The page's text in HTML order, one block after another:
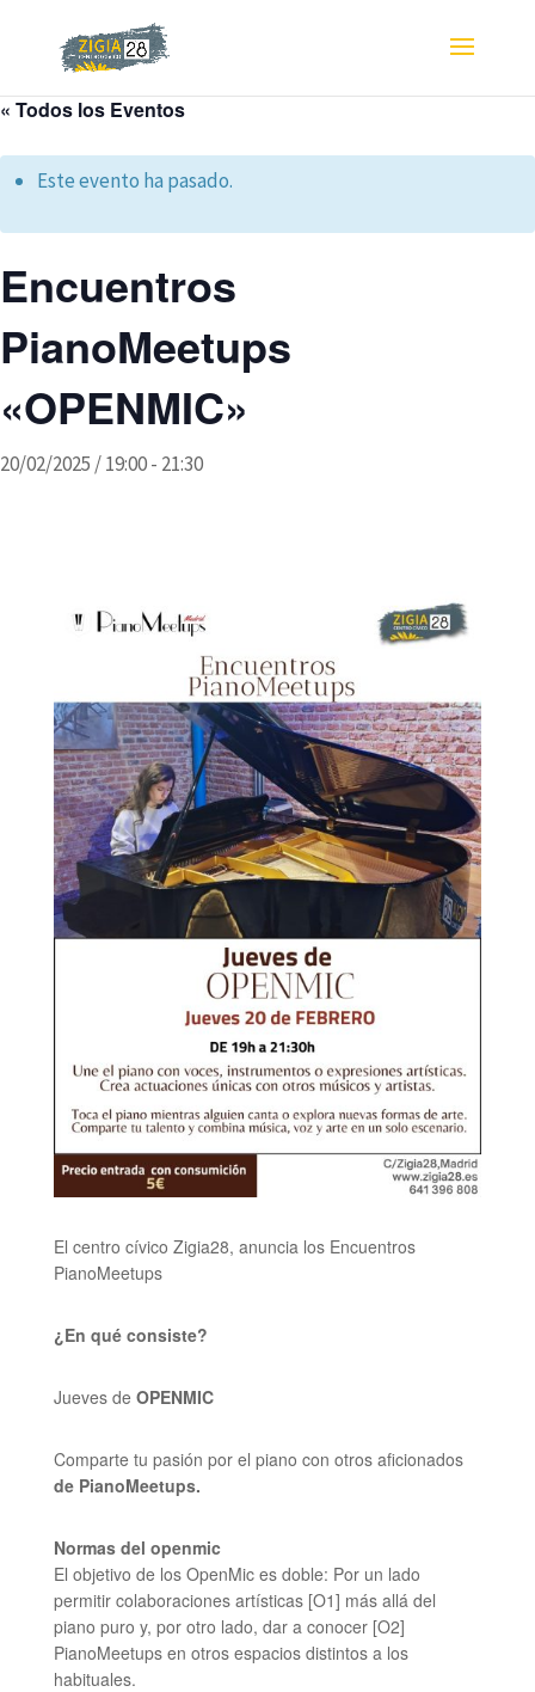
« Todos los Eventos
Este evento ha pasado.
Encuentros
PianoMeetups
«OPENMIC»
20/02/2025 / 19:00- 21:30
El centro cívico Zigia28, anuncia los Encuentros
PianoMeetups
¿En qué consiste?
Jueves de OPENMIC
Comparte tu pasión por el piano con otros aficionados
de PianoMeetups.
Normas del openmic
El objetivo de los OpenMic es doble: Por un lado
permitir colaboraciones artísticas [O1] más allá del
piano puro y, por otro lado, dar a conocer [O2]
PianoMeetups en otros espacios distintos a los
habituales.